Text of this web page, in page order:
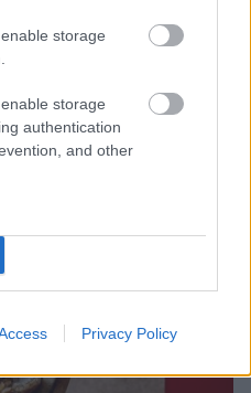
storage
storage
authentication
and other
Privacy Policy